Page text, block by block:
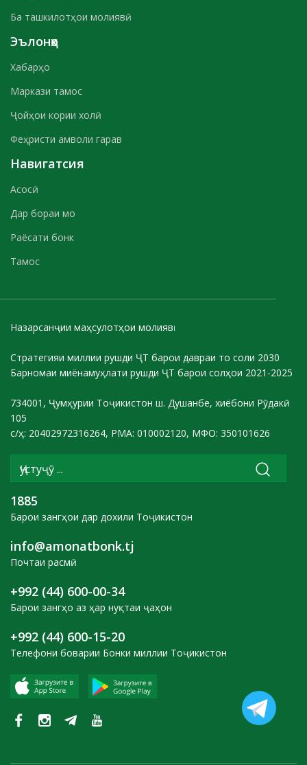
Ба ташкилотҳои молиявӣ
Эълонҳо
Хабарҳо
Маркази тамос
Ҷойҳои кории холӣ
Феҳристи амволи гарав
Навигатсия
Асосӣ
Дар бораи мо
Раёсати бонк
Тамос
Назарсанҷии маҳсулотҳои молиявӣ
Стратегияи миллии рушди ҶТ барои давраи то соли 2030
Барномаи миёнамуҳлати рушди ҶТ барои солҳои 2021-2025
734001, Ҷумҳурии Тоҷикистон ш. Душанбе, хиёбони Рӯдакӣ
105
с/ҳ: 20402972316264, РМА: 010002120, МФО: 350101626
1885
Барои зангҳои дар дохили Тоҷикистон
info@amonatbonk.tj
Почтаи расмӣ
+992 (44) 600-00-34
Барои зангҳо аз ҳар нуқтаи ҷаҳон
+992 (44) 600-15-20
Телефони боварии Бонки миллии Тоҷикистон